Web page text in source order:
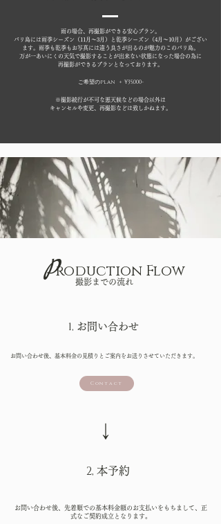
雨の場合、再撮影ができる安心プラン。
バリ島には雨季シーズン（11月〜3月）と乾季シーズン（4月〜10月）がござい
ます。雨季も乾季もお写真には違う良さが出るのが魅力のこのバリ島。
万が一あいにくの天気で撮影することが出来ない状態になった場合の為に
再撮影ができるプランとなっております。
ご希望のplan + ¥35,000-
※撮影続行が不可な悪天候などの場合以外は
​キャンセルや変更、再撮影などは致しかねます。
撮影までの流れ
​roduction Flow
P
1, お問い合わせ
お問い合わせ後、基本料金の見積りとご案内をお送りさせていただきます。
Contact
​↓
2, ​本予約
お問い合わせ後、先着順での基本料金額のお支払いをもちまして、正
式なご契約成立となります。